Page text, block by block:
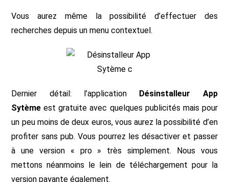
Vous aurez même la possibilité d’effectuer des
recherches depuis un menu contextuel.
Dernier détail: l’application Désinstalleur App
Sytème est gratuite avec quelques publicités mais pour
un peu moins de deux euros, vous aurez la possibilité d’en
profiter sans pub. Vous pourrez les désactiver et passer
à une version « pro » très simplement. Nous vous
mettons néanmoins le lein de téléchargement pour la
version payante également.